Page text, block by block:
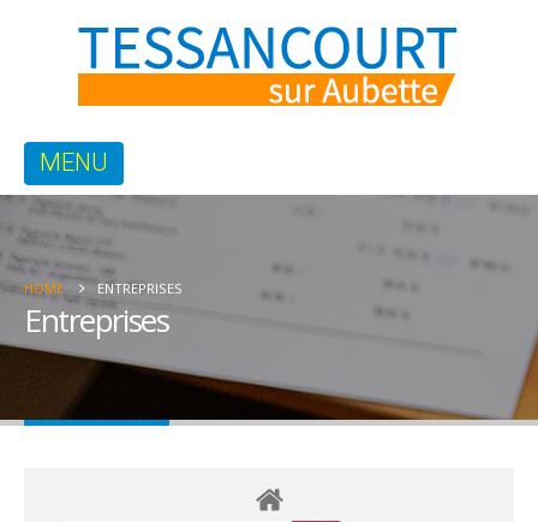
HOME ENTREPRISES
Entreprises